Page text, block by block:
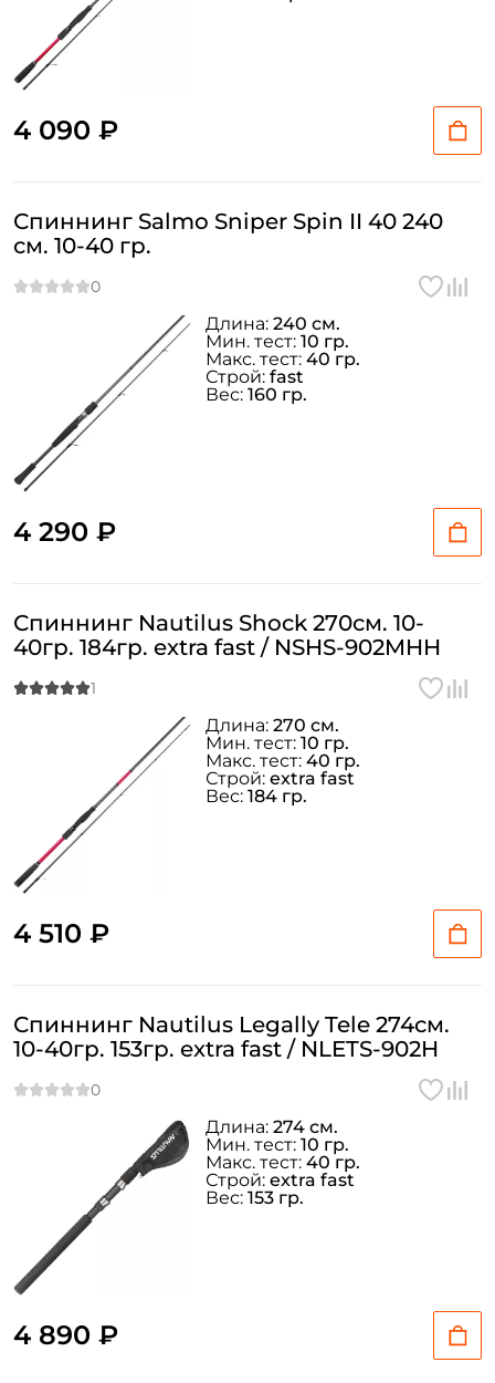
4 090 ₽
Спиннинг Salmo Sniper Spin II 40 240
см. 10-40 гр.
4 290 ₽
Длина: 240 см.
Мин. тест: 10 гр.
Макс. тест: 40 гр.
Строй: fast
Вес: 160 гр.
Спиннинг Nautilus Shock 270см. 10-
40гр. 184гр. extra fast / NSHS-902MHH
4 510 ₽
Длина: 270 см.
Мин. тест: 10 гр.
Макс. тест: 40 гр.
Строй: extra fast
Вес: 184 гр.
Спиннинг Nautilus Legally Tele 274см.
10-40гр. 153гр. extra fast / NLETS-902H
4 890 ₽
Длина: 274 см.
Мин. тест: 10 гр.
Макс. тест: 40 гр.
Строй: extra fast
Вес: 153 гр.